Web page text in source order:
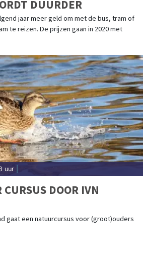
DUURDER
jaar meer geld om met de bus, tram of
te reizen. De prijzen gaan in 2020 met
uur
DOOR IVN
gaat een natuurcursus voor (groot)ouders